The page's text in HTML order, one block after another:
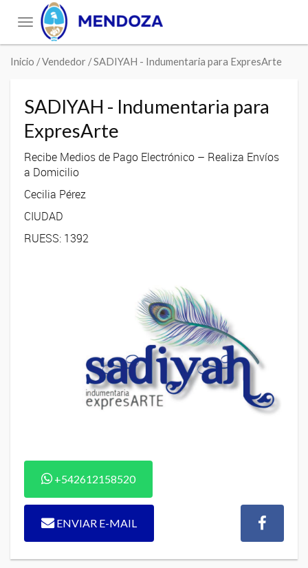
Toggle
navigation
Inicio / Vendedor / SADIYAH - Indumentaria para ExpresArte
SADIYAH - Indumentaria para
ExpresArte
Recibe Medios de Pago Electrónico – Realiza Envíos
a Domicilio
Cecilia Pérez
CIUDAD
RUESS: 1392
+542612158520
ENVIAR E-MAIL